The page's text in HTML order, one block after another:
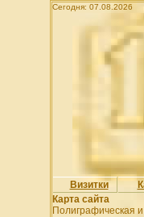
Сегодня: 07.08.2026
Визитки
Карта сайта
Полиграфическая